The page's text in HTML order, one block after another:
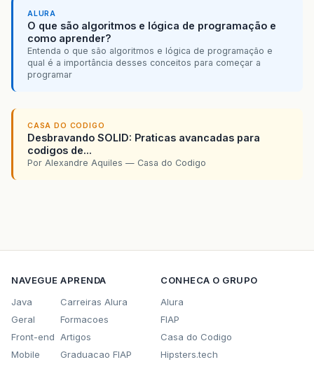
ALURA
O que são algoritmos e lógica de programação e
como aprender?
Entenda o que são algoritmos e lógica de programação e
qual é a importância desses conceitos para começar a
programar
CASA DO CODIGO
Desbravando SOLID: Praticas avancadas para
codigos de...
Por Alexandre Aquiles — Casa do Codigo
NAVEGUE
Java
Geral
Front-end
Mobile
APRENDA
Carreiras Alura
Formacoes
Artigos
Graduacao FIAP
CONHECA O GRUPO
Alura
FIAP
Casa do Codigo
Hipsters.tech